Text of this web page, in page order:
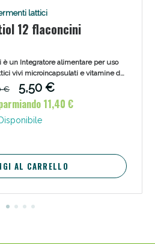
lattici
12 flaconcini
è un Integratore alimentare per uso
vivi microincapsulati e vitamine del
l'equilibrio della flora intestinale.
€
5,50 €
11,40 €
AL CARRELLO